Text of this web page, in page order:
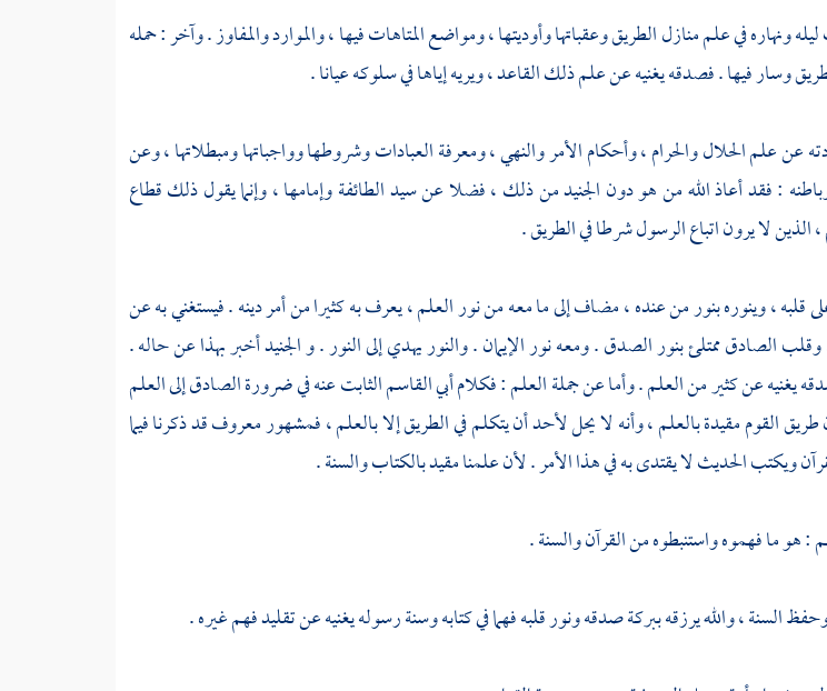
ونهاره في علم منازل الطريق وعقباتها وأوديتها ، ومواضع المتاهات فيها ، والموارد والمفاوز . وآخر : حمله
وسار فيها . فصدقه يغنيه عن علم ذلك القاعد ، ويريه إياها في سلوكه عيانا .
عن علم الحلال والحرام ، وأحكام الأمر والنهي ، ومعرفة العبادات وشروطها وواجباتها ومبطلاتها ، وعن
: فقد أعاذ الله من هو دونالجنيدمن ذلك ، فضلا عن سيد الطائفة وإمامها ، وإنما يقول ذلك قطاع
الذين لا يرون اتباع الرسول شرطا في الطريق .
قلبه ، وينوره بنور من عنده ، مضاف إلى ما معه من نور العلم ، يعرف به كثيرا من أمر دينه . فيستغني به عن
الصادق ممتلئ بنور الصدق . ومعه نور الإيمان . والنور يهدي إلى النور . والجنيدأخبر بهذا عن حاله .
يغنيه عن كثير من العلم . وأما عن جملة العلم : فكلامأبي القاسمالثابت عنه في ضرورة الصادق إلى العلم
القوم مقيدة بالعلم ، وأنه لا يحل لأحد أن يتكلم في الطريق إلا بالعلم ، فمشهور معروف قد ذكرنا فيما
ويكتب الحديث لا يقتدى به في هذا الأمر . لأن علمنا مقيد بالكتاب والسنة .
: هو ما فهموه واستنبطوه من القرآن والسنة .
السنة ، والله يرزقه ببركة صدقه ونور قلبه فهما في كتابه وسنة رسوله يغنيه عن تقليد فهم غيره .